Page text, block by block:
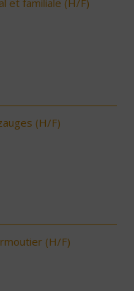
et familiale (H/F)
(H/F)
(H/F)